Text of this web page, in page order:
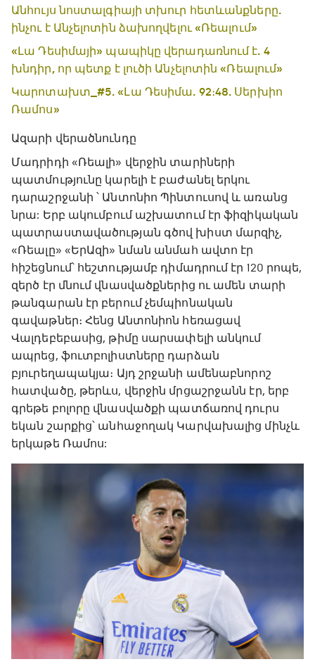
Անհույս նոստալգիայի տխուր հետևանքները.
ինչու է Անչելոտին ձախողվելու «Ռեալում»
«Լա Դեսիմայի» պապիկը վերադառնում է. 4
խնդիր, որ պետք է լուծի Անչելոտին «Ռեալում»
Կարոտախտ_#5. «Լա Դեսիմա. 92։48. Սերխիո
Ռամոս»
Ազարի վերածնունդը
Մադրիդի «Ռեալի» վերջին տարիների
պատմությունը կարելի է բաժանել երկու
դարաշրջանի ՝ Անտոնիո Պինտուսով և առանց
նրա: Երբ ակումբում աշխատում էր ֆիզիկական
պատրաստավածության գծով խիստ մարզիչ,
«Ռեալը» «ԵրԱզի» նման անմահ ավտո էր
հիշեցնում՝ հեշտությամբ դիմադրում էր 120 րոպե,
զերծ էր մնում վնասվածքներից ու ամեն տարի
թանգարան էր բերում չեմպիոնական
գավաթներ։ Հենց Անտոնիոն հեռացավ
Վալդեբեբասից, թիմը սարսափելի անկում
ապրեց, ֆուտբոլիստները դարձան
բյուրեղապակյա։ Այդ շրջանի ամենաբնորոշ
հատվածը, թերևս, վերջին մրցաշրջանն էր, երբ
գրեթե բոլորը վնասվածքի պատճառով դուրս
եկան շարքից՝ անհաջողակ Կարվախալից մինչև
երկաթե Ռամոս: